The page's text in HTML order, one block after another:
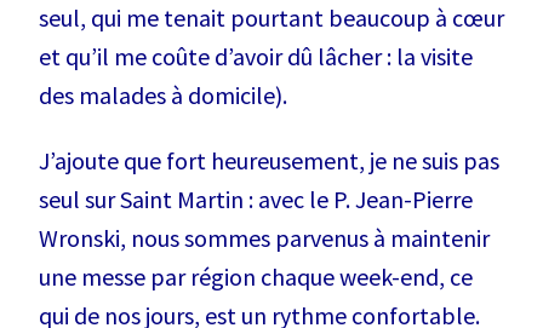
seul, qui me tenait pourtant beaucoup à cœur
et qu’il me coûte d’avoir dû lâcher : la visite
des malades à domicile).
J’ajoute que fort heureusement, je ne suis pas
seul sur Saint Martin : avec le P. Jean-Pierre
Wronski, nous sommes parvenus à maintenir
une messe par région chaque week-end, ce
qui de nos jours, est un rythme confortable.